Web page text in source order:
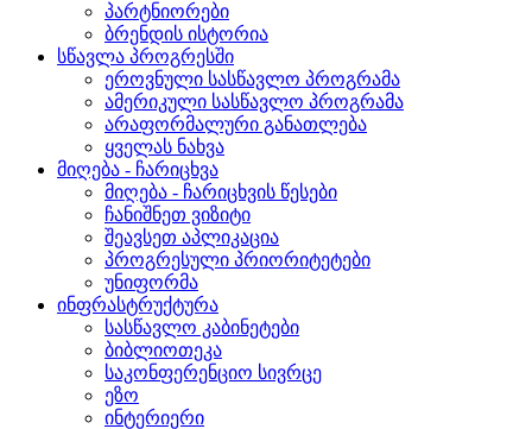
პარტნიორები
ბრენდის ისტორია
სწავლა პროგრესში
ეროვნული სასწავლო პროგრამა
ამერიკული სასწავლო პროგრამა
არაფორმალური განათლება
ყველას ნახვა
მიღება - ჩარიცხვა
მიღება - ჩარიცხვის წესები
ჩანიშნეთ ვიზიტი
შეავსეთ აპლიკაცია
პროგრესული პრიორიტეტები
უნიფორმა
ინფრასტრუქტურა
სასწავლო კაბინეტები
ბიბლიოთეკა
საკონფერენციო სივრცე
ეზო
ინტერიერი